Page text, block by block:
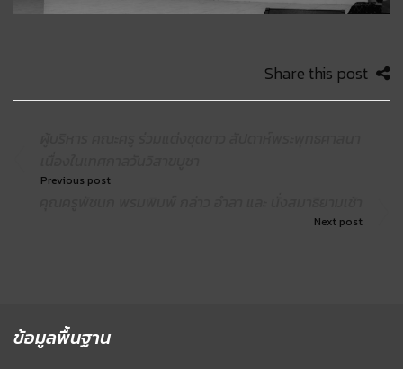
Share this post
Previous post
Next post
ข้อมูลพื้นฐาน